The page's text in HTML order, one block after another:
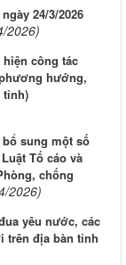
24/3/2026
2026)
công tác
hướng,
tỉnh)
sung một số
Tố cáo và
chống
2026)
yêu nước, các
trên địa bàn tỉnh